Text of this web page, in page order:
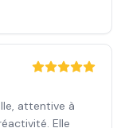
attentive à
Elle